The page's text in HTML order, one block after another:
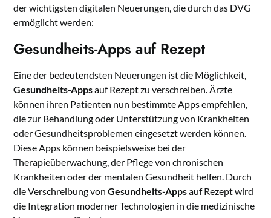
der wichtigsten digitalen Neuerungen, die durch das DVG
ermöglicht werden:
Gesundheits-Apps auf Rezept
Eine der bedeutendsten Neuerungen ist die Möglichkeit,
Gesundheits-Appsauf Rezept zu verschreiben. Ärzte
können ihren Patienten nun bestimmte Apps empfehlen,
die zur Behandlung oder Unterstützung von Krankheiten
oder Gesundheitsproblemen eingesetzt werden können.
Diese Apps können beispielsweise bei der
Therapieüberwachung, der Pflege von chronischen
Krankheiten oder der mentalen Gesundheit helfen. Durch
die Verschreibung vonGesundheits-Appsauf Rezept wird
die Integration moderner Technologien in die medizinische